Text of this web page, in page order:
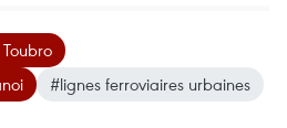
#lignes ferroviaires urbaines